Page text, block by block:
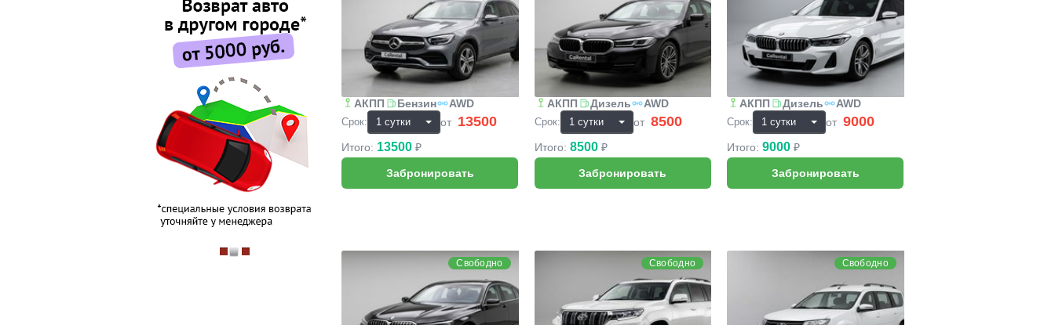
АКПП Бензин AWD
Срок: от 13500
Итого: 13500 ₽
АКПП Дизель AWD
Срок: от 8500
Итого: 8500 ₽
АКПП Дизель AWD
Срок: от 9000
Итого:9000 ₽
Свободно Свободно Свободно